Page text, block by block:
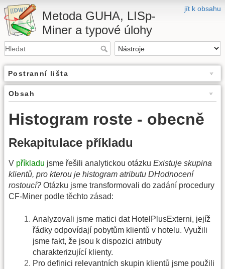
jít k obsahu
Metoda GUHA, LISp-
Miner a typové úlohy
Postranní lišta
Obsah
Histogram roste - obecně
Rekapitulace příkladu
V příkladu jsme řešili analytickou otázku Existuje skupina
klientů, pro kterou je histogram atributu DHodnocení
rostoucí? Otázku jsme transformovali do zadání procedury
CF-Miner podle těchto zásad:
Analyzovali jsme matici dat HotelPlusExterni, jejíž
řádky odpovídají pobytům klientů v hotelu. Využili
jsme fakt, že jsou k dispozici atributy
charakterizující klienty.
Pro definici relevantních skupin klientů jsme použili